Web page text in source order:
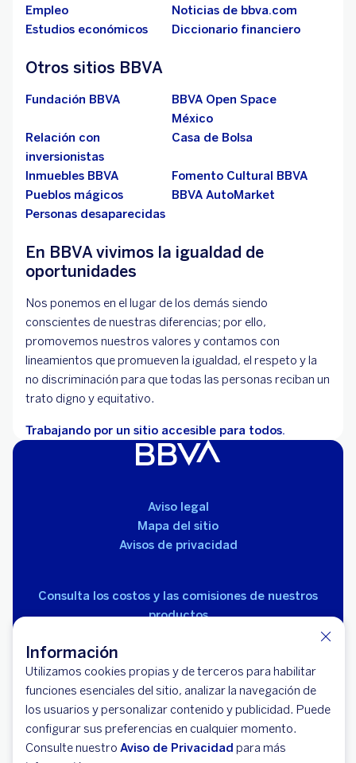
Información
Utilizamos cookies propias y de terceros para habilitar
funciones esenciales del sitio, analizar la navegación de
los usuarios y personalizar contenido y publicidad. Puede
configurar sus preferencias en cualquier momento.
Consulte nuestro Aviso de Privacidad para más
Empleo
Noticias de bbva.com
Estudios económicos
Diccionario financiero
Otros sitios BBVA
Fundación BBVA
BBVA Open Space
México
Relación con
inversionistas
Casa de Bolsa
Inmuebles BBVA
Fomento Cultural BBVA
Pueblos mágicos
BBVA AutoMarket
Personas desaparecidas
En BBVA vivimos la igualdad de
oportunidades
Nos ponemos en el lugar de los demás siendo
conscientes de nuestras diferencias; por ello,
promovemos nuestros valores y contamos con
lineamientos que promueven la igualdad, el respeto y la
no discriminación para que todas las personas reciban un
trato digno y equitativo.
Trabajando por un sitio accesible para todos.
Aviso legal
Mapa del sitio
Avisos de privacidad
Consulta los costos y las comisiones de nuestros
productos
© 2026 BBVA México, S.A., Institución de Banca
Múltiple, Grupo Financiero BBVA México. Avenida Paseo